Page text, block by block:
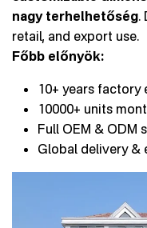
nagy terhelhetőség.
retail, and export use.
Főbb előnyök:
10+ years factory
10000+ units
Full OEM & ODM
Global delivery &